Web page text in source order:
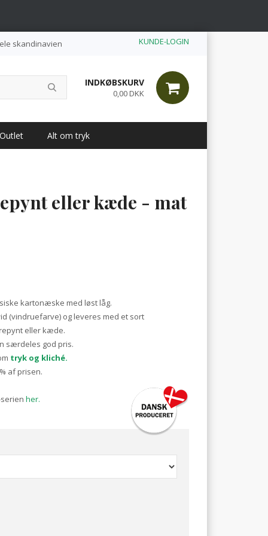
skandinavien KUNDE-LOGIN
INDKØBSKURV
0,00 DKK
Outlet Alt om tryk
eller kæde - mat
kartonæske med løst låg.
(vindruefarve) og leveres med et sort
eller kæde.
særdeles god pris.
tryk og kliché.
af prisen.
her.